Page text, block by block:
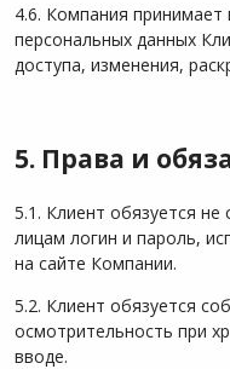
4.6. Компания
персональных данных
доступа, изменения,
5. Права и
5.1. Клиент обязуется
лицам логин и пароль,
на сайте Компании.
5.2. Клиент обязуется
осмотрительность при
вводе.